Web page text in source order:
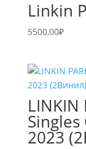
Linkin
5500,00₽
LINKIN
2023